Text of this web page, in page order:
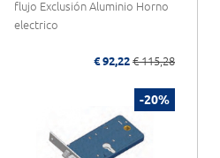
flujo Exclusión Aluminio Horno
electrico
€ 92,22 € 115,28
-20%